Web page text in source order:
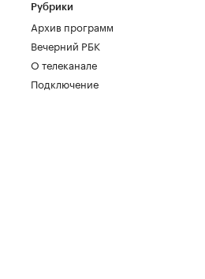
Рубрики
Архив программ
Вечерний РБК
О телеканале
Подключение